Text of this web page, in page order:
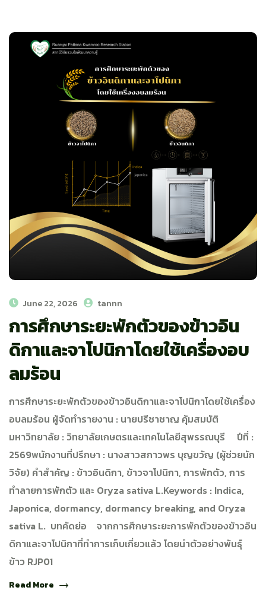
June 22, 2026 tannn
การศึกษาระยะพักตัวของข้าวอิน
ดิกาและจาโปนิกาโดยใช้เครื่องอบ
ลมร้อน
การศึกษาระยะพักตัวของข้าวอินดิกาและจาโปนิกาโดยใช้เครื่อง
อบลมร้อน ผู้จัดทำรายงาน : นายปรีชาชาญ คุ้มสมบัติ
มหาวิทยาลัย : วิทยาลัยเกษตรและเทคโนโลยีสุพรรณบุรี ปีที่ :
2569พนักงานที่ปรึกษา : นางสาวสกาวพร บุญขวัญ (ผู้ช่วยนัก
วิจัย) คำสำคัญ : ข้าวอินดิกา, ข้าวจาโปนิกา, การพักตัว, การ
ทำลายการพักตัว และ Oryza sativa L.Keywords : Indica,
Japonica, dormancy, dormancy breaking, and Oryza
sativa L. บทคัดย่อ จากการศึกษาระยะการพักตัวของข้าวอิน
ดิกาและจาโปนิกาที่ทำการเก็บเกี่ยวแล้ว โดยนำตัวอย่างพันธุ์
ข้าว RJP01
Read More